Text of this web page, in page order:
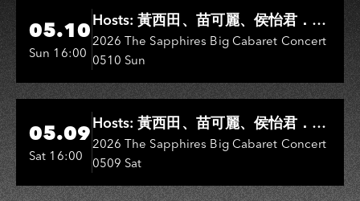
Hi-Ing Music Hall
05.10
Sun 16:00
Hosts: 黃西田、苗可麗、侯怡君．
Entertainers: 葉啟田、鳥來嬤-吳
敏、王彩樺、王瑞霞、吳淑敏、施文
彬、邵大倫、曹雅雯、陳孟賢、黃露
瑤
2026 The Sapphires Big Cabaret Concert
0510 Sun
Hi-Ing Music Hall
05.09
Sat 16:00
Hosts: 黃西田、苗可麗、侯怡君．
Entertainers: 葉啟田、鳥來嬤-吳
敏、張秀卿、王彩樺、吳淑敏、施文
彬、邵大倫、曹雅雯、陳孟賢、黃露
2026 The Sapphires Big Cabaret Concert
0509 Sat